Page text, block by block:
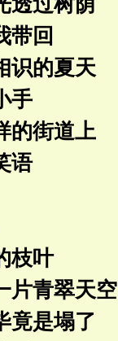
带回
识的夏天
手
的街道上
语
枝叶
片青翠天空
竟是塌了